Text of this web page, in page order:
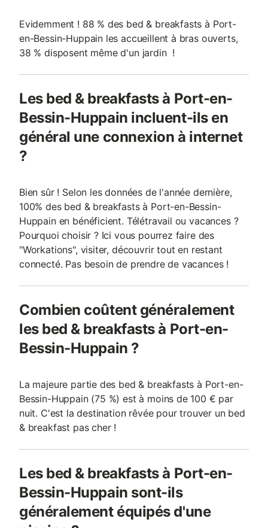
Evidemment ! 88 % des bed & breakfasts à Port-
en-Bessin-Huppain les accueillent à bras ouverts,
38 % disposent même d'un jardin !
Les bed & breakfasts à Port-en-
Bessin-Huppain incluent-ils en
général une connexion à internet
?
Bien sûr ! Selon les données de l'année dernière,
100% des bed & breakfasts à Port-en-Bessin-
Huppain en bénéficient. Télétravail ou vacances ?
Pourquoi choisir ? Ici vous pourrez faire des
"Workations", visiter, découvrir tout en restant
connecté. Pas besoin de prendre de vacances !
Combien coûtent généralement
les bed & breakfasts à Port-en-
Bessin-Huppain ?
La majeure partie des bed & breakfasts à Port-en-
Bessin-Huppain (75 %) est à moins de 100 € par
nuit. C'est la destination rêvée pour trouver un bed
& breakfast pas cher !
Les bed & breakfasts à Port-en-
Bessin-Huppain sont-ils
généralement équipés d'une